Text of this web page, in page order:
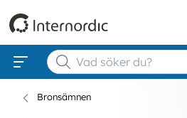
Bronsämnen